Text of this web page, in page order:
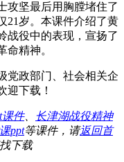
攻坚最后用胸膛堵住了
21岁。本课件介绍了黄
战役中的表现，宣扬了
命精神。
党政部门、社会相关企
迎下载！
课件、 长津湖战役精神
ppt等课件，请返回首
下载